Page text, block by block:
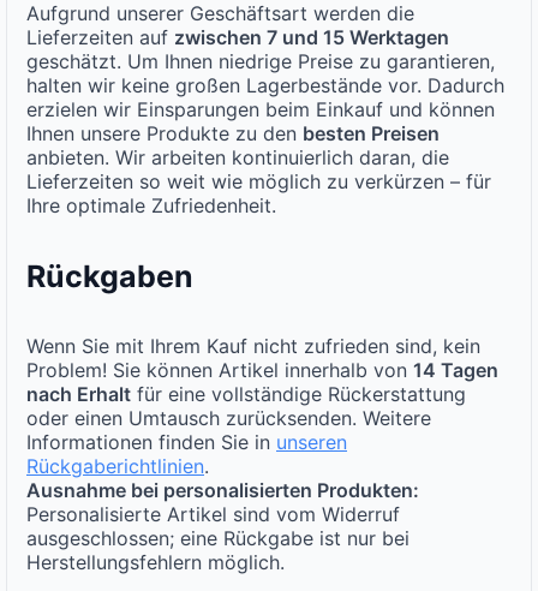
Aufgrund unserer Geschäftsart werden die
Lieferzeiten auf zwischen 7 und 15 Werktagen
geschätzt. Um Ihnen niedrige Preise zu garantieren,
halten wir keine großen Lagerbestände vor. Dadurch
erzielen wir Einsparungen beim Einkauf und können
Ihnen unsere Produkte zu den besten Preisen
anbieten. Wir arbeiten kontinuierlich daran, die
Lieferzeiten so weit wie möglich zu verkürzen – für
Ihre optimale Zufriedenheit.
Rückgaben
Wenn Sie mit Ihrem Kauf nicht zufrieden sind, kein
Problem! Sie können Artikel innerhalb von 14 Tagen
nach Erhalt für eine vollständige Rückerstattung
oder einen Umtausch zurücksenden. Weitere
Informationen finden Sie in unseren
Rückgaberichtlinien.
Ausnahme bei personalisierten Produkten:
Personalisierte Artikel sind vom Widerruf
ausgeschlossen; eine Rückgabe ist nur bei
Herstellungsfehlern möglich.